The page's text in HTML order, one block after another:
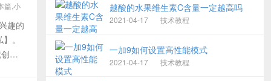
篇,小
趣的
。
建
越酸的水果维生素C含量一定越高吗
2021-04-17 技术教程
一加9如何设置高性能模式
2021-04-17 技术教程